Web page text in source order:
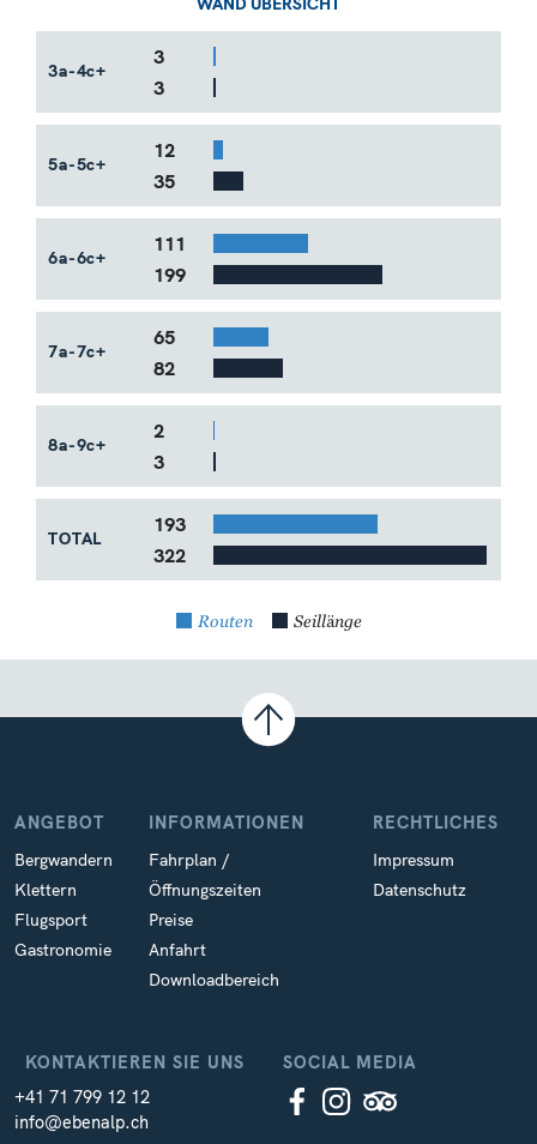
3a-4c+
3
3
5a-5c+
12
35
6a-6c+
111
199
7a-7c+
65
82
8a-9c+
2
3
TOTAL
Bar Example #2
193
322
Routen Seillänge
KONTAKTIEREN SIE UNS
+41 71 799 12 12
info@ebenalp.ch
ANGEBOT
Bergwandern
Klettern
Flugsport
Gastronomie
INFORMATIONEN
Fahrplan /
Öffnungszeiten
Preise
Anfahrt
Downloadbereich
RECHTLICHES
Impressum
Datenschutz
SOCIAL MEDIA